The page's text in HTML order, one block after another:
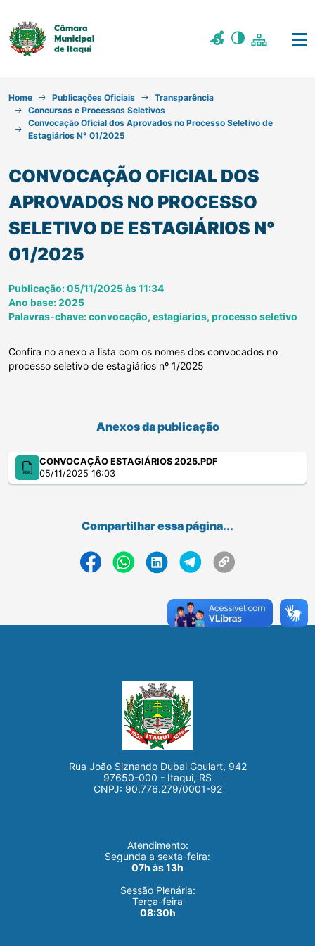
Home Publicações Oficiais
Transparência
Concursos e Processos Seletivos
Convocação Oficial dos Aprovados no Processo Seletivo de
Estagiários N° 01/2025
CONVOCAÇÃO OFICIAL DOS
APROVADOS NO PROCESSO
SELETIVO DE ESTAGIÁRIOS N°
01/2025
Publicação: 05/11/2025 às 11:34
Ano base: 2025
Palavras-chave: convocação, estagiarios, processo seletivo
Confira no anexo a lista com os nomes dos convocados no
processo seletivo de estagiários nº 1/2025
Anexos da publicação
CONVOCAÇÃO ESTAGIÁRIOS 2025.PDF
05/11/2025 16:03
Compartilhar essa página...
Rua João Siznando Dubal Goulart, 942
97650-000 - Itaqui, RS
CNPJ: 90.776.279/0001-92
Atendimento:
Segunda a sexta-feira:
07h às 13h
Sessão Plenária:
Terça-feira
08:30h